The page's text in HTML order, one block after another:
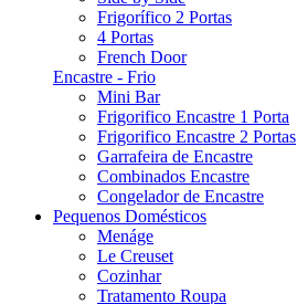
Frigorífico 2 Portas
4 Portas
French Door
Encastre - Frio
Mini Bar
Frigorifico Encastre 1 Porta
Frigorifico Encastre 2 Portas
Garrafeira de Encastre
Combinados Encastre
Congelador de Encastre
Pequenos Domésticos
Menáge
Le Creuset
Cozinhar
Tratamento Roupa